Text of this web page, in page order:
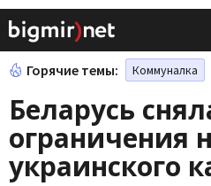
Горячие темы: Коммуналка
Беларусь
ограничения
украинского